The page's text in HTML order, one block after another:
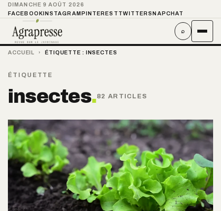
DIMANCHE 9 AOÛT 2026
FACEBOOKINSTAGRAMPINTEREST TWITTER SNAPCHAT
⌕
ACCUEIL › ÉTIQUETTE : INSECTES
ÉTIQUETTE
insectes.82 ARTICLES